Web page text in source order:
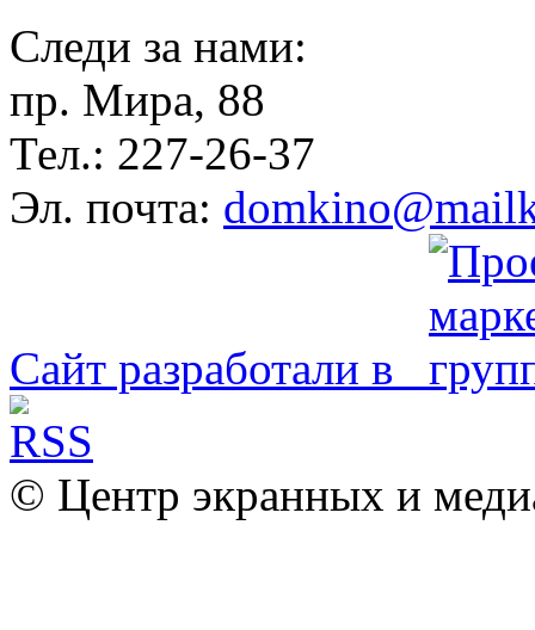
Следи за нами:
пр. Мира, 88
Тел.: 227-26-37
Эл. почта:
Сайт разработали в
© Центр экранных и